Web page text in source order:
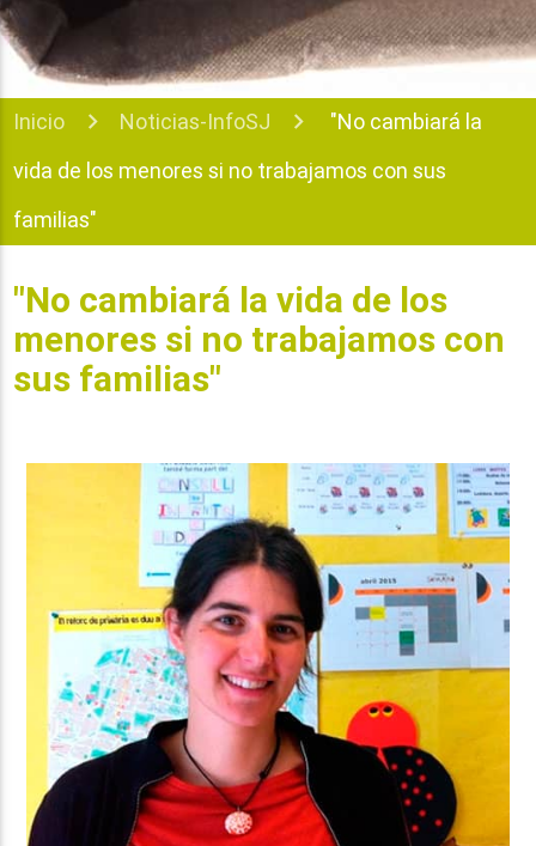
Inicio Noticias-InfoSJ
"No cambiará la
vida de los menores si no trabajamos con sus
familias"
"No cambiará la vida de los
menores si no trabajamos con
sus familias"